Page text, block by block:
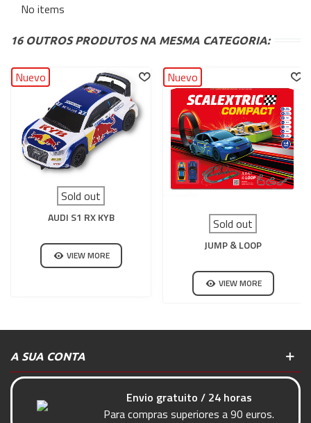
No items
16 OUTROS PRODUTOS NA MESMA CATEGORIA:
Nuevo
Sold out
AUDI S1 RX KYB
VIEW MORE
Nuevo
Sold out
JUMP & LOOP
VIEW MORE
A SUA CONTA
Envio gratuito / 24 horas
Para compras superiores a 90 euros.